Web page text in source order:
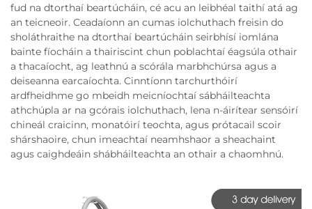
fud na dtorthaí beartúcháin, cé acu an leibhéal taithí atá ag
an teicneoir. Ceadaíonn an cumas iolchuthach freisin do
sholáthraithe na dtorthaí beartúcháin seirbhísí iomlána
bainte fíocháin a thairiscint chun poblachtaí éagsúla othair
a thacaíocht, ag leathnú a scórála marbhchúrsa agus a
deiseanna earcaíochta. Cinntíonn tarchurthóirí
ardfheidhme go mbeidh meicníochtaí sábháilteachta
athchúpla ar na gcórais iolchuthach, lena n-áirítear sensóirí
chineál craicinn, monatóirí teochta, agus prótacail scoir
shárshaoire, chun imeachtaí neamhshaor a sheachaint
agus caighdeáin shábháilteachta an othair a chaomhnú.